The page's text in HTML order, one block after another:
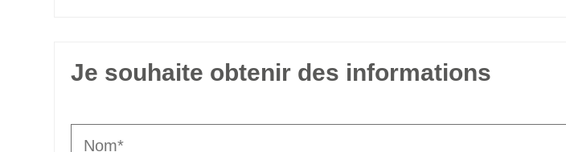
Je souhaite obtenir des informations